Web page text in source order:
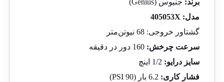
برند: جنیوس (Genius)
مدل: 405053X
گشتاور خروجی: 68 نیوتن‌متر
سرعت چرخش:
سایز درایو:
فشار کاری: